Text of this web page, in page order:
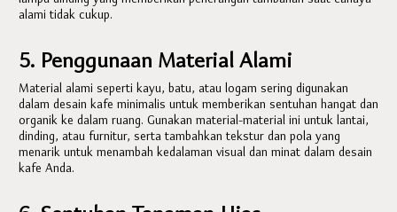
alami tidak cukup.
5. Penggunaan Material Alami
Material alami seperti kayu, batu, atau logam sering digunakan
dalam desain kafe minimalis untuk memberikan sentuhan hangat dan
organik ke dalam ruang. Gunakan material-material ini untuk lantai,
dinding, atau furnitur, serta tambahkan tekstur dan pola yang
menarik untuk menambah kedalaman visual dan minat dalam desain
kafe Anda.